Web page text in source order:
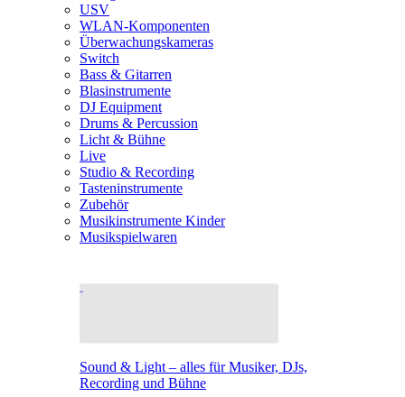
USV
WLAN-Komponenten
Überwachungskameras
Switch
Bass & Gitarren
Blasinstrumente
DJ Equipment
Drums & Percussion
Licht & Bühne
Live
Studio & Recording
Tasteninstrumente
Zubehör
Musikinstrumente Kinder
Musikspielwaren
Sound & Light – alles für Musiker, DJs,
Recording und Bühne